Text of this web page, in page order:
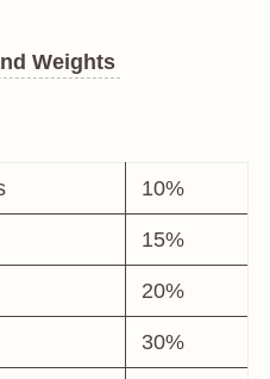
Weights
10%
15%
20%
30%